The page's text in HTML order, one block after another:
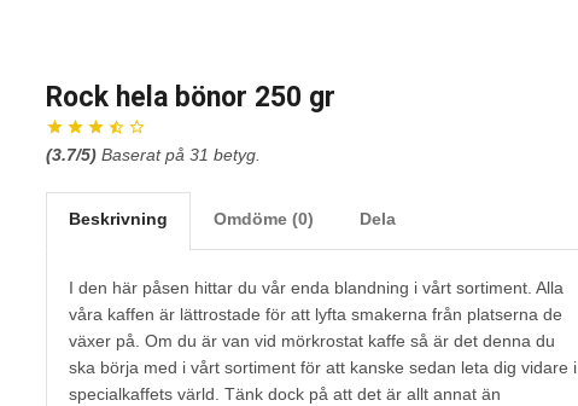
Rock hela bönor 250 gr
(3.7/5) Baserat på 31 betyg.
Beskrivning Omdöme (0) Dela
I den här påsen hittar du vår enda blandning i vårt sortiment. Alla
våra kaffen är lättrostade för att lyfta smakerna från platserna de
växer på. Om du är van vid mörkrostat kaffe så är det denna du
ska börja med i vårt sortiment för att kanske sedan leta dig vidare i
specialkaffets värld. Tänk dock på att det är allt annat än